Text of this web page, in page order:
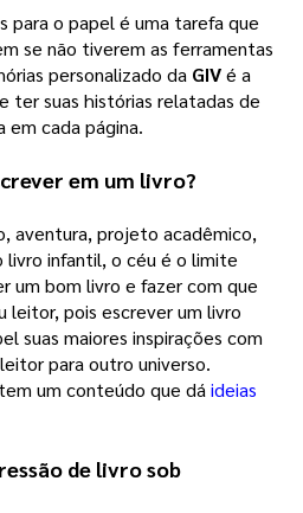
para o papel é uma tarefa que
se não tiverem as ferramentas
personalizado da GIV é a
ter suas histórias relatadas de
em cada página.
em um livro?
aventura, projeto acadêmico,
infantil, o céu é o limite
um bom livro e fazer com que
leitor, pois escrever um livro
suas maiores inspirações com
para outro universo.
tem um conteúdo que dá ideias
de livro sob